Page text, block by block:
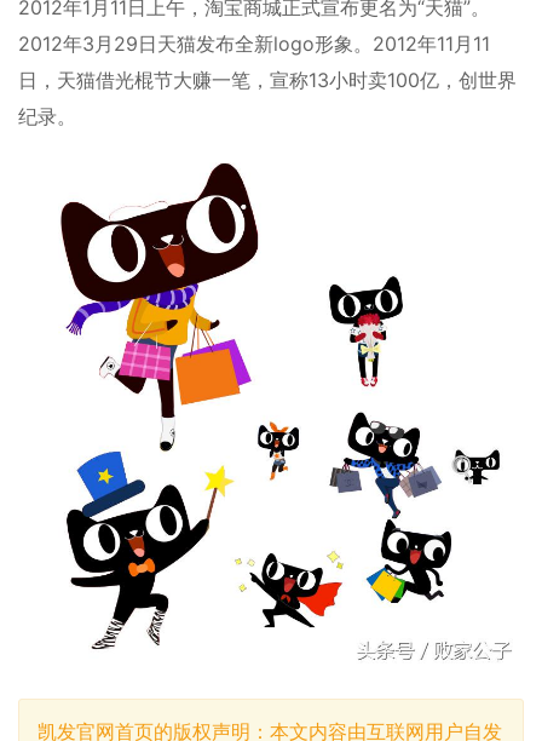
2012年1月11日上午，淘宝商城正式宣布更名为“天猫”。
2012年3月29日天猫发布全新logo形象。2012年11月11
日，天猫借光棍节大赚一笔，宣称13小时卖100亿，创世界
纪录。
凯发官网首页的版权声明：本文内容由互联网用户自发